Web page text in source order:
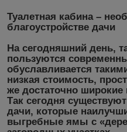
Туалетная кабина –
благоустройстве дачи
На сегодняшний день,
пользуются
обуславливается
низкая стоимость,
же достаточно
Так сегодня
дачи, которые
выгребные ямы с